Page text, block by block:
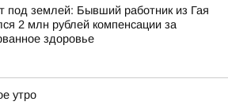
под землей: Бывший работник из Гая
2 млн рублей компенсации за
здоровье
утро